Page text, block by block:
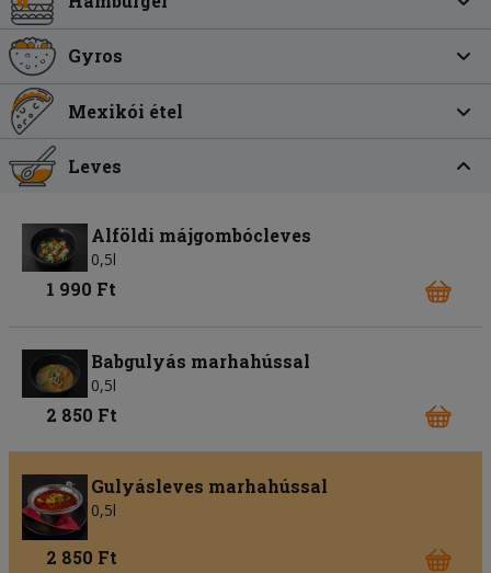
Gyros
Mexikói étel
Leves
Alföldi májgombócleves
0,5l
1 990 Ft
Babgulyás marhahússal
0,5l
2 850 Ft
Gulyásleves marhahússal
0,5l
2 850 Ft